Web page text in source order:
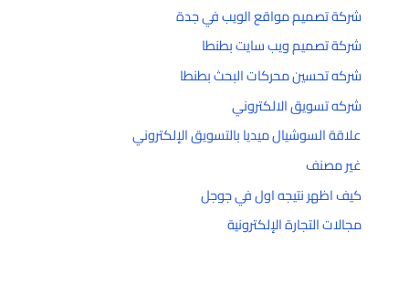
شركة تصميم مواقع الويب في جدة
شركة تصميم ويب سايت بطنطا
شركه تحسين محركات البحث بطنطا
شركه تسويق الالكتروني
علاقة السوشيال ميديا بالتسويق الإلكتروني
غير مصنف
كيف اظهر نتيجه اول في جوجل
مجالات التجارة الإلكترونية